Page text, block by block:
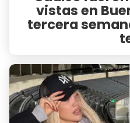
vistas en
tercera